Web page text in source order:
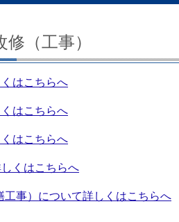
（工事）
はこちらへ
はこちらへ
はこちらへ
くはこちらへ
工事）について詳しくはこちらへ